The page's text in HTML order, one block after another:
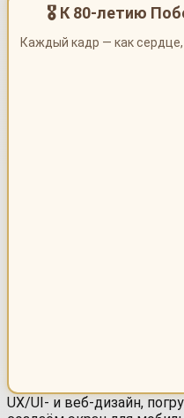
🎖 К 80-летию
Каждый кадр — как
UX/UI- и веб-дизайн,